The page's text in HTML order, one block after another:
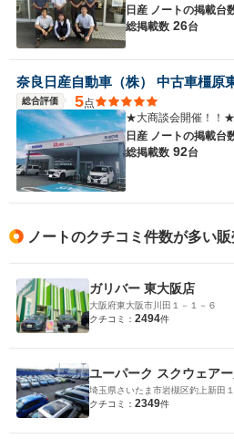
日産 ノートの掲載台
総掲載数 26台
奈良日産自動車（株） 中古車橿原
総合評価 5点
★大商談会開催！！
日産 ノートの掲載台
総掲載数 92台
ノートのクチコミ件数が多い
ガリバー 東大阪店
大阪府東大阪市川田１－１－６
クチコミ： 2494件
ユーパーク スクウェア
埼玉県さいたま市岩槻区釣上新田
クチコミ： 2349件